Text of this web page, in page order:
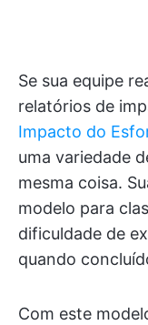
Se sua equipe
relatórios de
Impacto do
uma variedade
mesma coisa.
modelo para
dificuldade de
quando
Com este